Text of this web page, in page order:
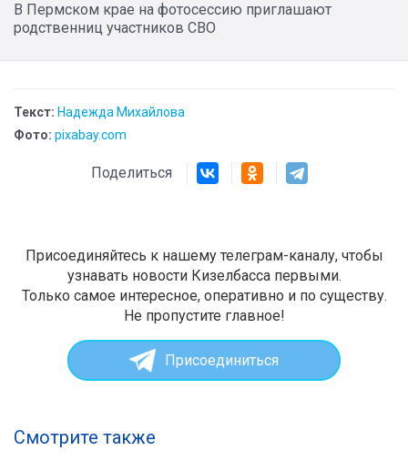
В Пермском крае на фотосессию приглашают
родственниц участников СВО
Текст: Надежда Михайлова
Фото: pixabay.com
Поделиться
Присоединяйтесь к нашему телеграм-каналу, чтобы
узнавать новости Кизелбасса первыми.
Только самое интересное, оперативно и по существу.
Не пропустите главное!
Присоединиться
Смотрите также